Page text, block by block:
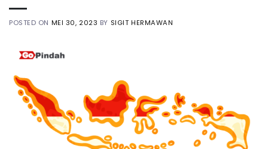
POSTED ON MEI 30, 2023 BY SIGIT HERMAWAN